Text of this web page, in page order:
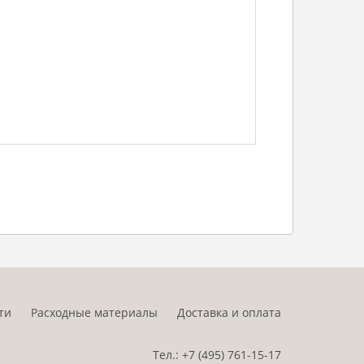
Расходные материалы Доставка и оплата
Тел.: +7 (495) 761-15-17